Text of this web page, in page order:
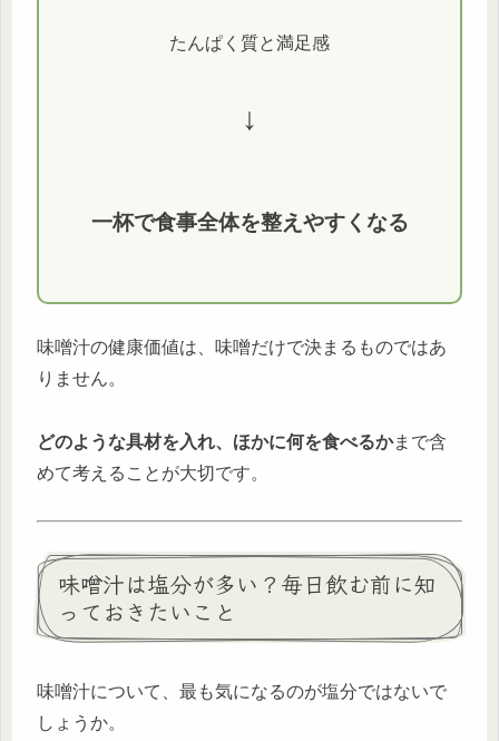
たんぱく質と満足感
↓
一杯で食事全体を整えやすくなる
味噌汁の健康価値は、味噌だけで決まるものではあ
りません。
どのような具材を入れ、ほかに何を食べるかまで含
めて考えることが大切です。
味噌汁は塩分が多い？毎日飲む前に知
っておきたいこと
味噌汁について、最も気になるのが塩分ではないで
しょうか。